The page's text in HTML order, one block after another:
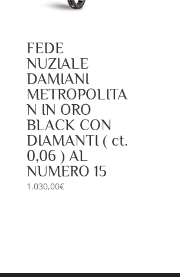
FEDE
NUZIALE
DAMIANI
METROPOLITA
N IN ORO
BLACK CON
DIAMANTI ( ct.
0,06 ) AL
NUMERO 15
1.030,00€